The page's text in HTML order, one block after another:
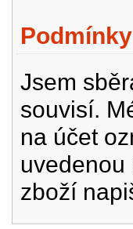
Jsem
souvisí.
na účet
uvedenou
zboží